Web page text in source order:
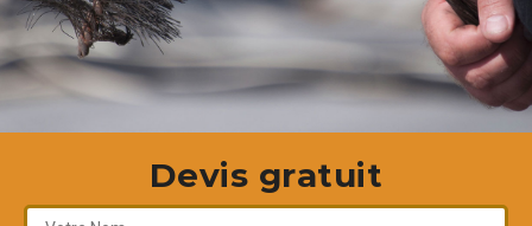
Devis gratuit